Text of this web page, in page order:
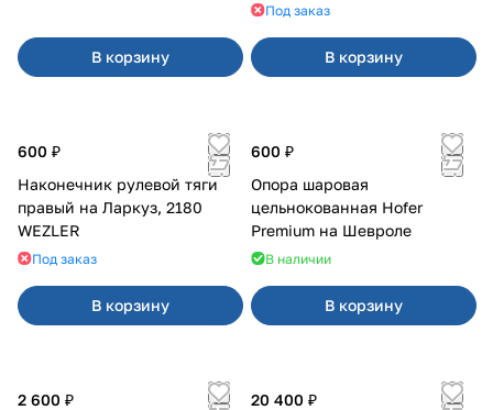
В корзину
Под заказ
В корзину
600 ₽
Наконечник рулевой тяги
правый на Ларкуз, 2180
WEZLER
Под заказ
В корзину
600 ₽
Опора шаровая
цельнокованная Hofer
Premium на Шевроле
В наличии
В корзину
2 600 ₽
20 400 ₽